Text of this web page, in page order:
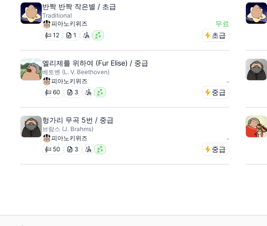
반짝 반짝 작은별 / 초급
Traditional
피아노키위즈
무료
12 1 초급
엘리제를 위하여 (Fur Elise) / 중급
베토벤 (L. V. Beethoven)
피아노키위즈
-
60 3 중급
헝가리 무곡 5번 / 중급
브람스 (J. Brahms)
피아노키위즈
-
50 3 중급